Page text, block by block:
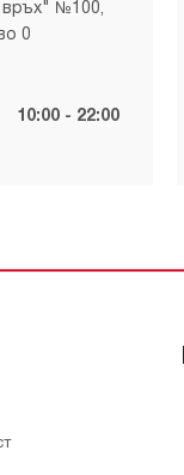
връх" №100,
0
10:00 - 22:00